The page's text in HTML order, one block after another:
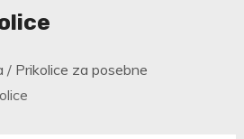
/ Prikolice za posebne